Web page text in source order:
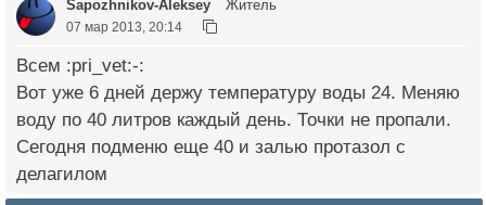
Sapozhnikov-Aleksey Житель
07 мар 2013, 20:14
Всем :pri_vet:-:
Вот уже 6 дней держу температуру воды 24. Меняю
воду по 40 литров каждый день. Точки не пропали.
Сегодня подменю еще 40 и залью протазол с
делагилом